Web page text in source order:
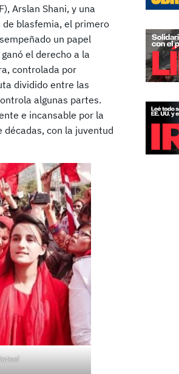
Arslan Shani, y una
blasfemia, el primero
un papel
el derecho a la
controlada por
dividido entre las
algunas partes.
e incansable por la
con la juventud